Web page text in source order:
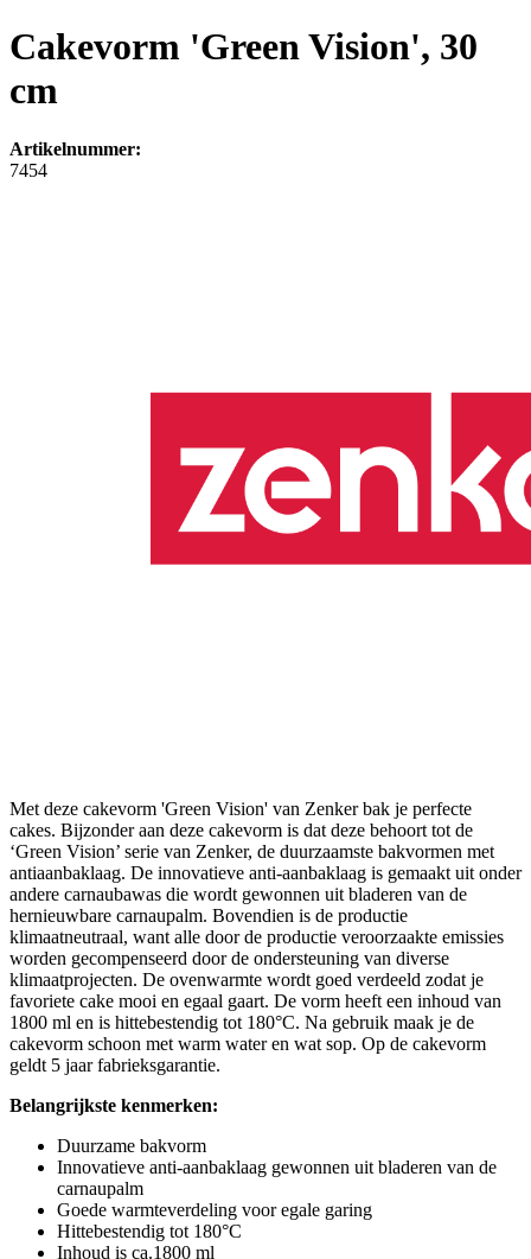
Cakevorm 'Green Vision', 30
cm
Artikelnummer:
7454
Met deze cakevorm 'Green Vision' van Zenker bak je perfecte
cakes. Bijzonder aan deze cakevorm is dat deze behoort tot de
‘Green Vision’ serie van Zenker, de duurzaamste bakvormen met
antiaanbaklaag. De innovatieve anti-aanbaklaag is gemaakt uit onder
andere carnaubawas die wordt gewonnen uit bladeren van de
hernieuwbare carnaupalm. Bovendien is de productie
klimaatneutraal, want alle door de productie veroorzaakte emissies
worden gecompenseerd door de ondersteuning van diverse
klimaatprojecten. De ovenwarmte wordt goed verdeeld zodat je
favoriete cake mooi en egaal gaart. De vorm heeft een inhoud van
1800 ml en is hittebestendig tot 180°C. Na gebruik maak je de
cakevorm schoon met warm water en wat sop. Op de cakevorm
geldt 5 jaar fabrieksgarantie.
Belangrijkste kenmerken:
Duurzame bakvorm
Innovatieve anti-aanbaklaag gewonnen uit bladeren van de
carnaupalm
Goede warmteverdeling voor egale garing
Hittebestendig tot 180°C
Inhoud is ca.1800 ml